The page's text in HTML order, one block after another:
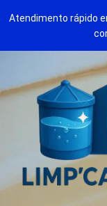
Atendimento rápido